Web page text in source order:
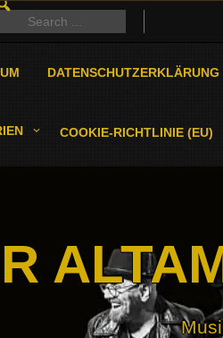
FOR:
DATENSCHUTZERKLÄRUNG
COOKIE-RICHTLINIE (EU)